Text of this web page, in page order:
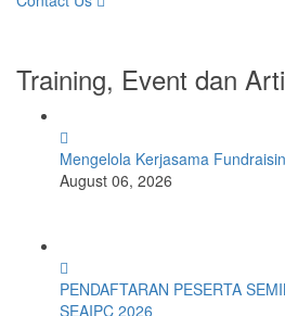
Training, Event dan
Mengelola Kerjasama
August 06, 2026
PENDAFTARAN PESERTA
SEAIPC 2026